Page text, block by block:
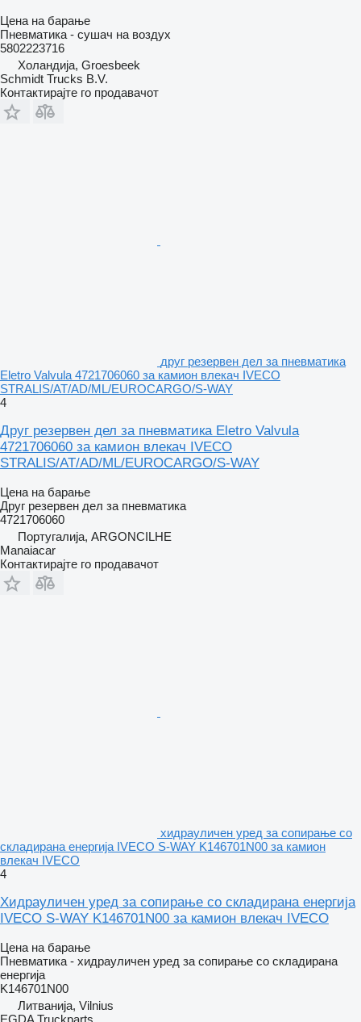
Цена на барање
Пневматика - сушач на воздух
5802223716
Холандија, Groesbeek
Schmidt Trucks B.V.
Контактирајте го продавачот
друг резервен дел за пневматика
Eletro Valvula 4721706060 за камион влекач IVECO
STRALIS/AT/AD/ML/EUROCARGO/S-WAY
4
Друг резервен дел за пневматика Eletro Valvula
4721706060 за камион влекач IVECO
STRALIS/AT/AD/ML/EUROCARGO/S-WAY
Цена на барање
Друг резервен дел за пневматика
4721706060
Португалија, ARGONCILHE
Manaiacar
Контактирајте го продавачот
хидрауличен уред за сопирање со
складирана енергија IVECO S-WAY K146701N00 за камион
влекач IVECO
4
Хидрауличен уред за сопирање со складирана енергија
IVECO S-WAY K146701N00 за камион влекач IVECO
Цена на барање
Пневматика - хидрауличен уред за сопирање со складирана
енергија
K146701N00
Литванија, Vilnius
EGDA Truckparts